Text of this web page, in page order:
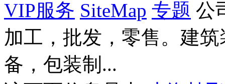
VIP服务 SiteMap 专题 公
加工，批发，零售。建
备，包装制...